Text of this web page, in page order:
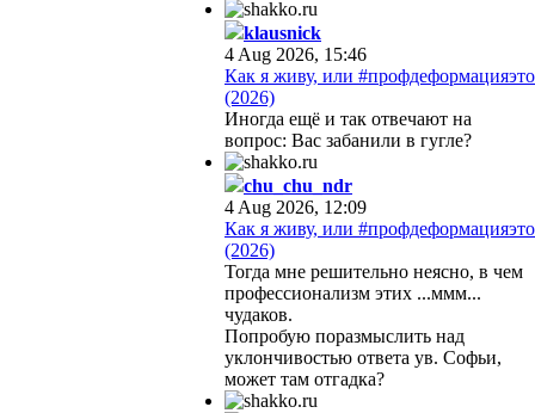
klausnick
4 Aug 2026, 15:46
Как я живу, или #профдеформацияэто
(2026)
Иногда ещё и так отвечают на
вопрос: Вас забанили в гугле?
chu_chu_ndr
4 Aug 2026, 12:09
Как я живу, или #профдеформацияэто
(2026)
Тогда мне решительно неясно, в чем
профессионализм этих ...ммм...
чудаков.
Попробую поразмыслить над
уклончивостью ответа ув. Софьи,
может там отгадка?